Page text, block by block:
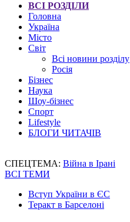
ВСІ РОЗДІЛИ
Головна
Україна
Місто
Світ
Всі новини розділу
Росія
Бізнес
Наука
Шоу-бізнес
Спорт
Lifestyle
БЛОГИ ЧИТАЧІВ
СПЕЦТЕМА: Війна в Ірані
ВСІ ТЕМИ
Вступ України в ЄС
Теракт в Барселоні